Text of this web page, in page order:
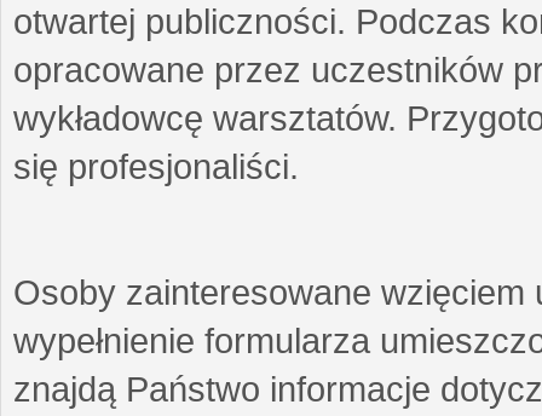
otwartej publiczności. Podczas
opracowane przez uczestników
wykładowcę warsztatów.
się profesjonaliści.
Osoby zainteresowane wzięciem
wypełnienie formularza
znajdą Państwo informacje